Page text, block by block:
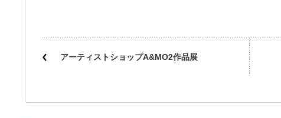
アーティストショップA&MO2作品展